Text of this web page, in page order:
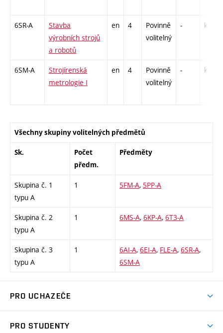
6SR-A
Stavba
výrobních strojů
a robotů
en 4
Povinně
volitelný
- kl
6SM-A
Strojírenská
metrologie I
en 4
Povinně
volitelný
- kl
Všechny skupiny volitelných předmětů
Sk.
Počet
předm.
Předměty
Skupina č. 1
typu A
1 5FM-A, 5PP-A
Skupina č. 2
typu A
1 6MS-A, 6KP-A, 6T3-A
Skupina č. 3
typu A
1 6AI-A, 6EI-A, FLE-A, 6SR-A,
6SM-A
PRO UCHAZEČE
PRO STUDENTY